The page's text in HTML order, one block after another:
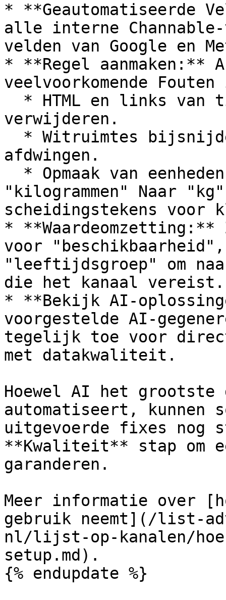
* **Geautomatiseerde
alle interne
velden van Google en
* **Regel aanmaken:**
veelvoorkomende
verwijderen.
afdwingen.
"kilogrammen" Naar
scheidingstekens voor
* **Waardeomzetting:**
voor
"leeftijdsgroep" om
die het kanaal vereist.
* **Bekijk AI-
voorgestelde AI-
tegelijk toe voor direct
met datakwaliteit.
Hoewel AI het grootste
automatiseert, kunnen
uitgevoerde fixes nog
**Kwaliteit** stap om
garanderen.
Meer informatie over
gebruik neemt](/list-
nl/lijst-op-kanalen/
setup.md).
{% endupdate %}